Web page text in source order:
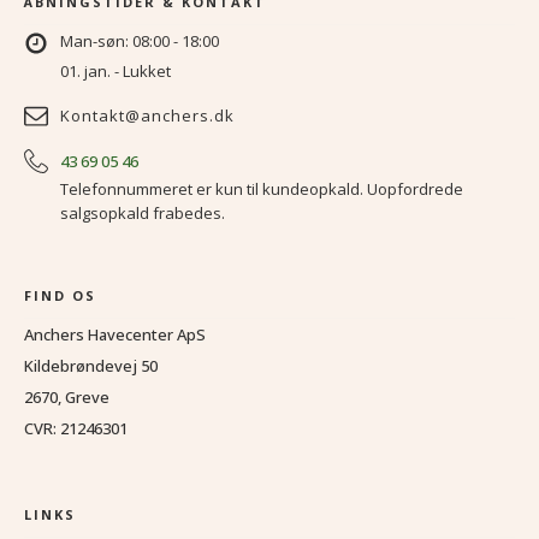
Man-søn: 08:00 - 18:00
01. jan. - Lukket
Kontakt@anchers.dk
43 69 05 46
Telefonnummeret er kun til kundeopkald. Uopfordrede
salgsopkald frabedes.
FIND OS
Anchers Havecenter ApS
Kildebrøndevej 50
2670, Greve
CVR: 21246301
LINKS